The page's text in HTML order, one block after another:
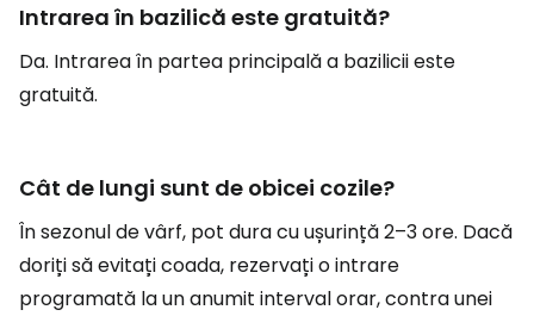
Intrarea în bazilică este gratuită?
Da. Intrarea în partea principală a bazilicii este
gratuită.
Cât de lungi sunt de obicei cozile?
În sezonul de vârf, pot dura cu ușurință 2–3 ore. Dacă
doriți să evitați coada, rezervați o intrare
programată la un anumit interval orar, contra unei